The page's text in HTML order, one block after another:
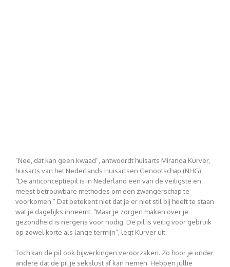
“Nee, dat kan geen kwaad”, antwoordt huisarts Miranda Kurver,
huisarts van het Nederlands Huisartsen Genootschap (NHG).
“De anticonceptiepil is in Nederland een van de veiligste en
meest betrouwbare methodes om een zwangerschap te
voorkomen.” Dat betekent niet dat je er niet stil bij hoeft te staan
wat je dagelijks inneemt. “Maar je zorgen maken over je
gezondheid is nergens voor nodig. De pil is veilig voor gebruik
op zowel korte als lange termijn”, legt Kurver uit.
Toch kan de pil ook bijwerkingen veroorzaken. Zo hoor je onder
andere dat de pil je sekslust af kan nemen. Hebben jullie